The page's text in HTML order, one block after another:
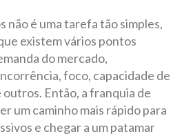
não é uma tarefa tão simples,
existem vários pontos
do mercado,
foco, capacidade de
Então, a franquia de
um caminho mais rápido para
e chegar a um patamar